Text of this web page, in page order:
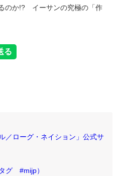
のか!? イーサンの究極の「作
／ローグ・ネイション」公式サ
グ #mijp）